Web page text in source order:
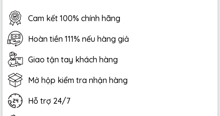
Cam kết 100% chính hãng
Hoàn tiền 111% nếu hàng giả
Giao tận tay khách hàng
Mở hộp kiểm tra nhận hàng
Hỗ trợ 24/7